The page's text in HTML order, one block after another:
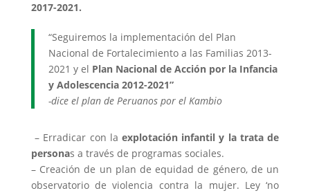
2017-2021.
“Seguiremos la implementación del Plan
Nacional de Fortalecimiento a las Familias 2013-
2021 y el Plan Nacional de Acción por la Infancia
y Adolescencia 2012-2021”
-dice el plan de Peruanos por el Kambio
– Erradicar con la explotación infantil y la trata de
personas a través de programas sociales.
– Creación de un plan de equidad de género, de un
observatorio de violencia contra la mujer. Ley ‘no